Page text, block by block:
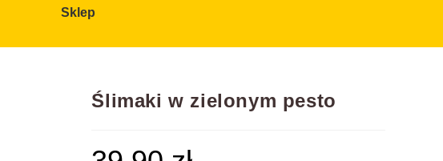
Sklep
Ślimaki w zielonym pesto